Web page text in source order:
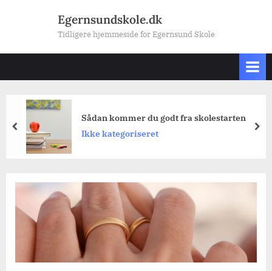
Egernsundskole.dk
Tidligere hjemmeside for Egernsund Skole
Sådan kommer du godt fra skolestarten
Ikke kategoriseret
prev